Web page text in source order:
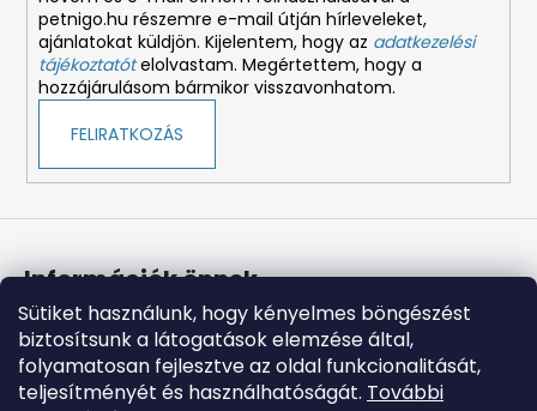
Sütiket használunk, hogy kényelmes böngészést
biztosítsunk a látogatások elemzése által,
folyamatosan fejlesztve az oldal funkcionalitását,
teljesítményét és használhatóságát. További
petnigo.hu részemre e-mail útján hírleveleket,
ajánlatokat küldjön. Kijelentem, hogy az adatkezelési
tájékoztatót elolvastam. Megértettem, hogy a
hozzájárulásom bármikor visszavonhatom.
FELIRATKOZÁS
Információk önnek
Üzleti feltételek (ÁSZF)
Adatkezelési tájékoztató
Süti tájékoztató